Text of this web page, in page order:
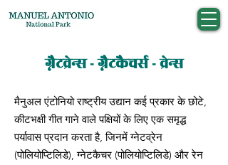
ग्नैटव्रेन्स - ग्नैटकैचर्स - व्रेन्स
मैनुअल एंटोनियो राष्ट्रीय उद्यान कई प्रकार के छोटे,
कीटभक्षी गीत गाने वाले पक्षियों के लिए एक समृद्ध
पर्यावास प्रदान करता है, जिनमें ग्नेटव्रेन
(पोलियोप्टिलिडे), ग्नेटकैचर (पोलियोप्टिलिडे) और रेन